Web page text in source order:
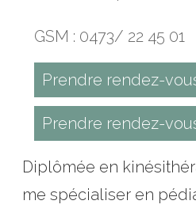
GSM : 0473/ 22 45 01
Prendre rendez-
Prendre rendez-
Diplômée en
me spécialiser en